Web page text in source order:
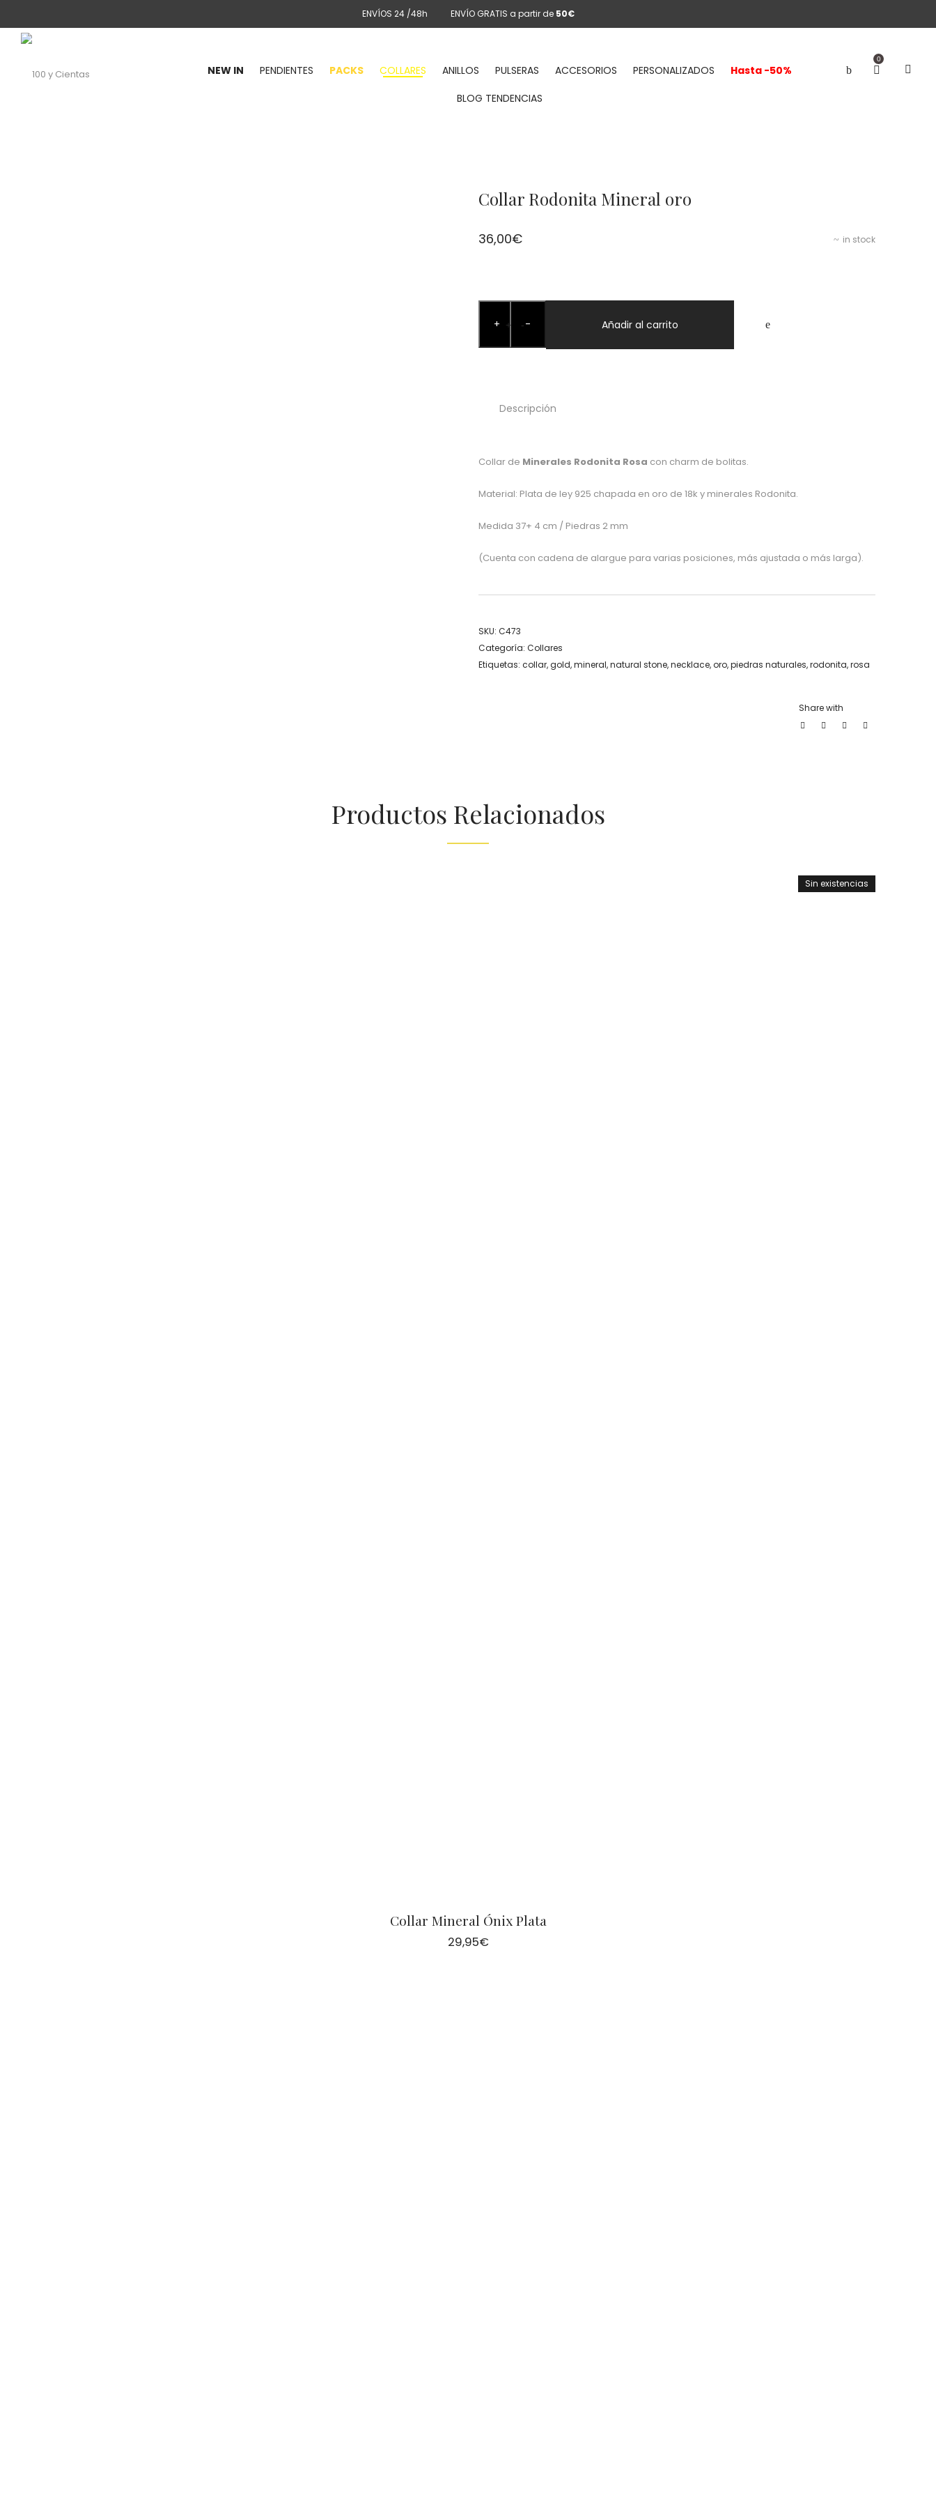
ENVÍOS 24 /48h ENVÍO GRATIS a partir de 50€
0
NEW IN PENDIENTES PACKS COLLARES ANILLOS PULSERAS ACCESORIOS PERSONALIZADOS
Hasta -50%
BLOG TENDENCIAS
Collar Rodonita Mineral oro
in stock
36,00€
+ -Rodonita
+ - Añadir al carrito
Descripción
Collar de Minerales Rodonita Rosa con charm de bolitas.
Material: Plata de ley 925 chapada en oro de 18k y minerales Rodonita.
Medida 37+ 4 cm / Piedras 2 mm
(Cuenta con cadena de alargue para varias posiciones, más ajustada o más larga).
SKU: C473
Categoría: Collares
Etiquetas: collar,gold,mineral,natural stone,necklace,oro,piedras naturales,rodonita,rosa
Share with
Productos Relacionados
Sin existencias
Collar Mineral Ónix Plata
29,95€